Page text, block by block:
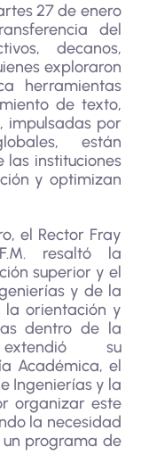
27 de enero
del
decanos,
exploraron
herramientas
de texto,
impulsadas por
están
las instituciones
y optimizan
el Rector Fray
resaltó la
superior y el
y de la
la orientación y
dentro de la
su
Académica, el
Ingenierías y la
organizar este
la necesidad
programa de